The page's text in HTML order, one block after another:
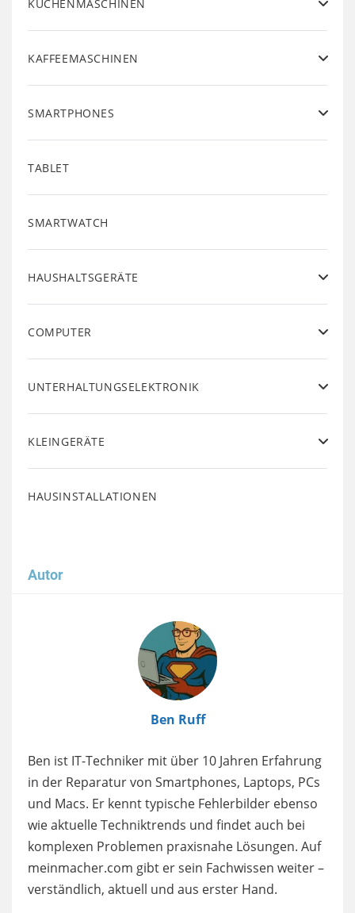
KÜCHENMASCHINEN
KAFFEEMASCHINEN
SMARTPHONES
TABLET
SMARTWATCH
HAUSHALTSGERÄTE
COMPUTER
UNTERHALTUNGSELEKTRONIK
KLEINGERÄTE
HAUSINSTALLATIONEN
Autor
Ben Ruff
Ben ist IT-Techniker mit über 10 Jahren Erfahrung
in der Reparatur von Smartphones, Laptops, PCs
und Macs. Er kennt typische Fehlerbilder ebenso
wie aktuelle Techniktrends und findet auch bei
komplexen Problemen praxisnahe Lösungen. Auf
meinmacher.com gibt er sein Fachwissen weiter –
verständlich, aktuell und aus erster Hand.